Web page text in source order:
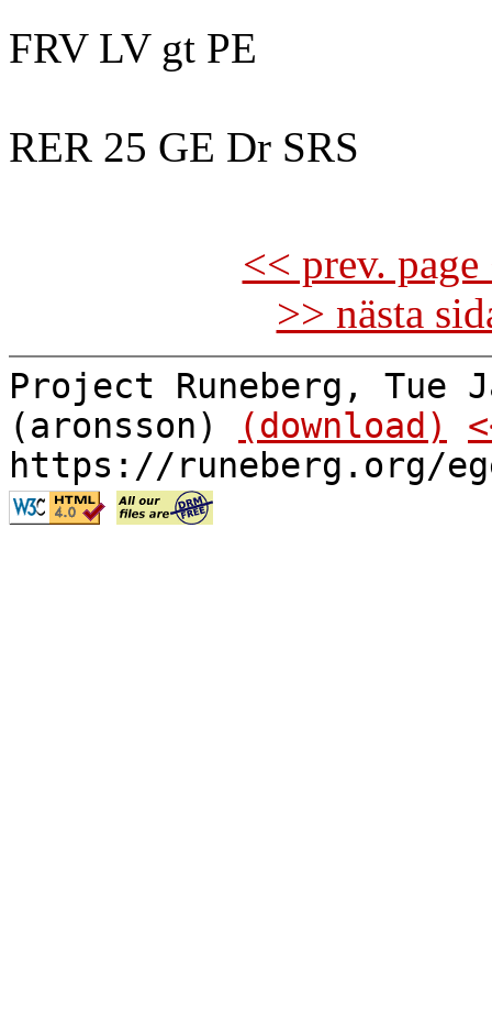
FRV LV gt PE
RER 25 GE Dr SRS
<< prev.
>> nästa
Project Runeberg, Tue
(aronsson)
(download)
https://runeberg.org/